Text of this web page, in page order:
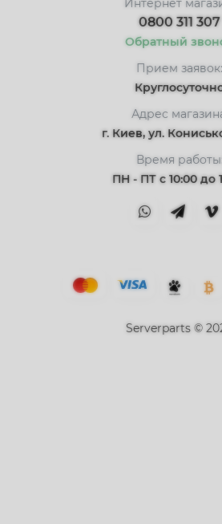
Интернет
0800 311 307
Обратный
Прием заявок:
Адрес
г. Киев, ул.
Время работы:
ПН - ПТ с 10:00 до
Serverparts ©